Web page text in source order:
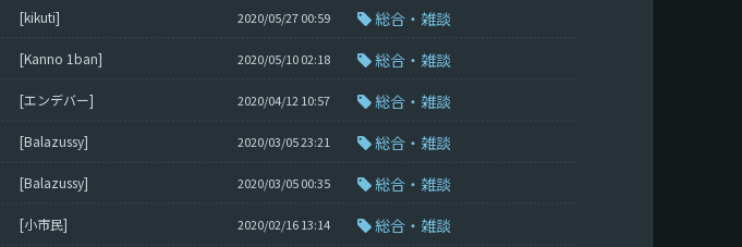
[kikuti] 2020/05/27 00:59 総合・雑談
[Kanno 1ban] 2020/05/10 02:18 総合・雑談
[エンデバー] 2020/04/12 10:57 総合・雑談
[Balazussy] 2020/03/05 23:21 総合・雑談
[Balazussy] 2020/03/05 00:35 総合・雑談
[小市民] 2020/02/16 13:14 総合・雑談